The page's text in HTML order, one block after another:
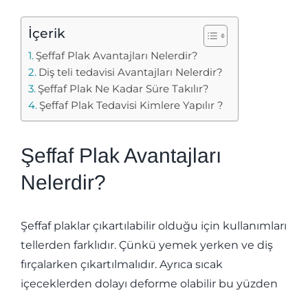
İçerik
Şeffaf Plak Avantajları Nelerdir?
Diş teli tedavisi Avantajları Nelerdir?
Şeffaf Plak Ne Kadar Süre Takılır?
Şeffaf Plak Tedavisi Kimlere Yapılır ?
Şeffaf Plak Avantajları
Nelerdir?
Şeffaf plaklar çıkartılabilir olduğu için kullanımları
tellerden farklıdır. Çünkü yemek yerken ve diş
fırçalarken çıkartılmalıdır. Ayrıca sıcak
içeceklerden dolayı deforme olabilir bu yüzden